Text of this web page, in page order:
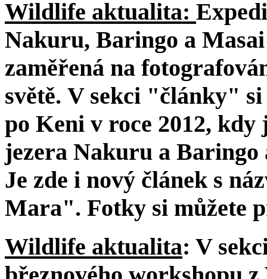
Wildlife aktualita:
Nakuru, Baringo a
zaměřená na
světě. V sekci "články"
po Keni v roce 2012,
jezera Nakuru a
Je zde i nový článek s
Mara". Fotky si můžete
Wildlife aktualita: V